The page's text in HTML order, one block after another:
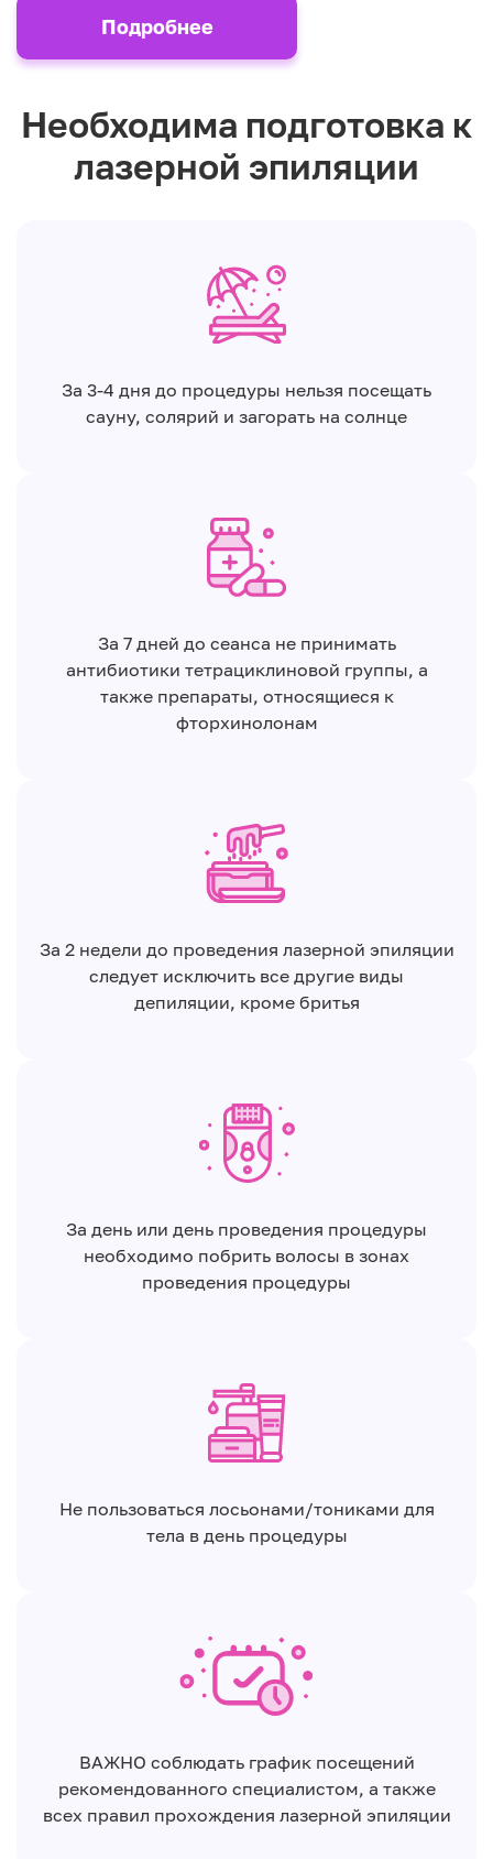
Подробнее
Необходима подготовка к
лазерной эпиляции
За 3-4 дня до процедуры нельзя посещать
сауну, солярий и загорать на солнце
За 7 дней до сеанса не принимать
антибиотики тетрациклиновой группы, а
также препараты, относящиеся к
фторхинолонам
За 2 недели до проведения лазерной эпиляции
следует исключить все другие виды
депиляции, кроме бритья
За день или день проведения процедуры
необходимо побрить волосы в зонах
проведения процедуры
Не пользоваться лосьонами/тониками для
тела в день процедуры
ВАЖНО соблюдать график посещений
рекомендованного специалистом, а также
всех правил прохождения лазерной эпиляции